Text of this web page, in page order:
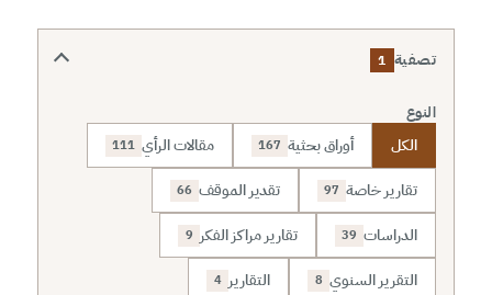
تصفية 1
النوع
الكل أوراق بحثية 167 مقالات الرأي 111
تقارير خاصة 97 تقدير الموقف 66
الدراسات 39 تقارير مراكز الفكر 9
التقرير السنوي 8 التقارير 4